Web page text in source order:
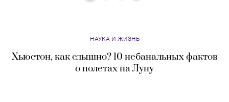
НАУКА И ЖИЗНЬ
Хьюстон, как слышно? 10 небанальных фактов
о полетах на Луну